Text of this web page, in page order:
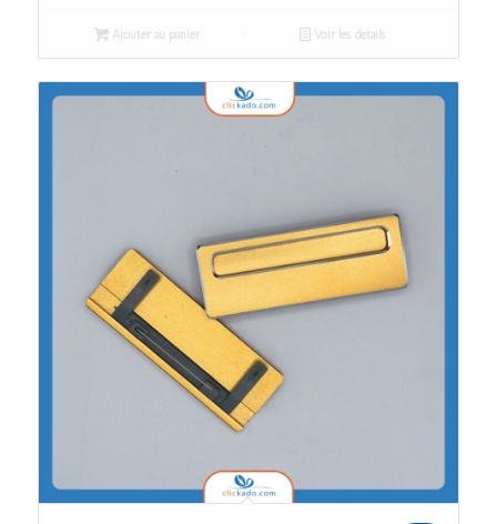
était :
Ajouter au panier Voir les détails